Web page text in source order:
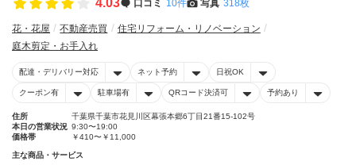
4.03 口コミ 10件 写真 318枚
花・花屋 不動産売買
住宅リフォーム・リノベーション
庭木剪定・お手入れ
配達・デリバリー対応 ネット予約 日祝OK
クーポン有 駐車場有 QRコード決済可 予約あり
住所
千葉県千葉市花見川区幕張本郷6丁目21番15-102号
本日の営業状況 9:30〜19:00
価格帯
￥410〜￥11,000
主な商品・サービス